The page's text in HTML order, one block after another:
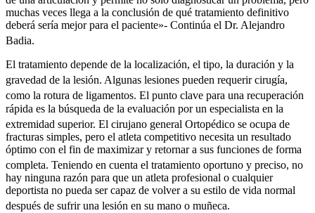
muchas veces llega a la conclusión de qué tratamiento definitivo
deberá sería mejor para el paciente»- Continúa el Dr. Alejandro
Badia.
El tratamiento depende de la localización, el tipo, la duración y la
gravedad de la lesión. Algunas lesiones pueden requerir cirugía,
como la rotura de ligamentos. El punto clave para una recuperación
rápida es la búsqueda de la evaluación por un especialista en la
extremidad superior. El cirujano general Ortopédico se ocupa de
fracturas simples, pero el atleta competitivo necesita un resultado
óptimo con el fin de maximizar y retornar a sus funciones de forma
completa. Teniendo en cuenta el tratamiento oportuno y preciso, no
hay ninguna razón para que un atleta profesional o cualquier
deportista no pueda ser capaz de volver a su estilo de vida normal
después de sufrir una lesión en su mano o muñeca.